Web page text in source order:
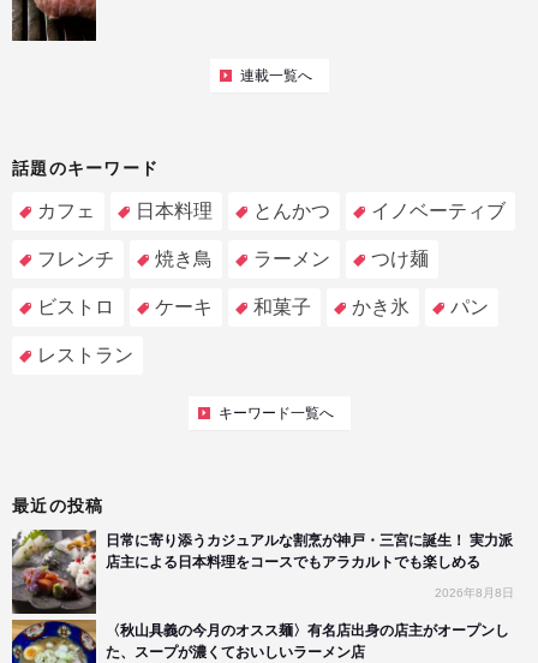
連載一覧へ
話題のキーワード
カフェ 日本料理 とんかつ イノベーティブ
フレンチ 焼き鳥 ラーメン つけ麺
ビストロ ケーキ 和菓子 かき氷 パン
レストラン
キーワード一覧へ
最近の投稿
日常に寄り添うカジュアルな割烹が神戸・三宮に誕生！ 実力派
店主による日本料理をコースでもアラカルトでも楽しめる
2026年8月8日
〈秋山具義の今月のオスス麺〉有名店出身の店主がオープンし
た、スープが濃くておいしいラーメン店